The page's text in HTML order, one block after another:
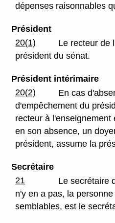
dépenses raisonnables
Président
20(1)
Le recteur de
président du sénat.
Président intérimaire
20(2)
En cas
d'empêchement du
recteur à l'enseignement
en son absence, un
président, assume la
Secrétaire
21
Le secrétaire
n'y en a pas, la
semblables, est le